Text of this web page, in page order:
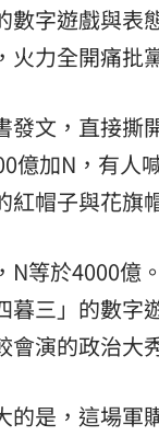
數字遊戲與表
火力全開痛批
發文，直接撕
億加N，有人
紅帽子與花旗
N等於4000億
暮三」的數字
會演的政治大
的是，這場軍